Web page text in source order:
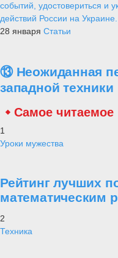
событий, удостовериться и
действий России на Украине.
28 января Статьи
⑬ Неожиданная
западной техники
Самое читаемое
1
Уроки мужества
Рейтинг лучших
математическим
2
Техника